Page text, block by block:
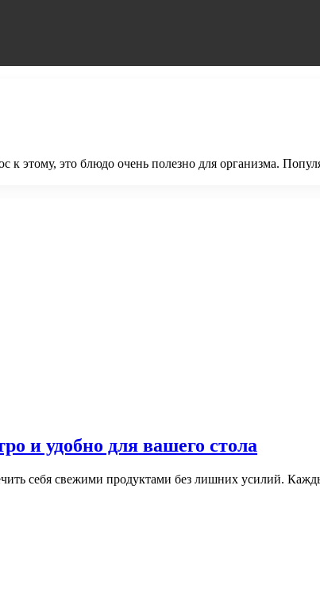
этому, это блюдо очень полезно для организма.
и удобно для вашего стола
себя свежими продуктами без лишних усилий.